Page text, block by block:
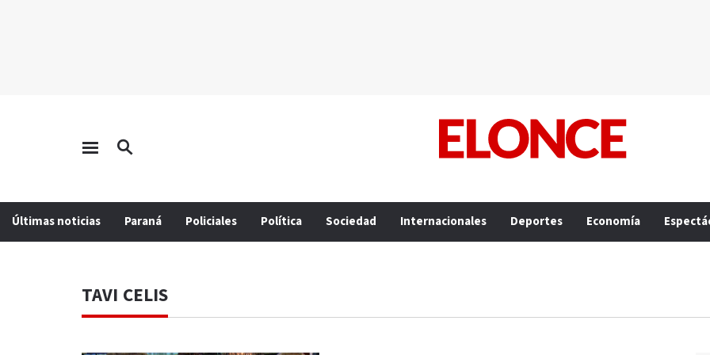
Últimas noticias Paraná Policiales Política Sociedad Internacionales Deportes Economía
TAVI CELIS